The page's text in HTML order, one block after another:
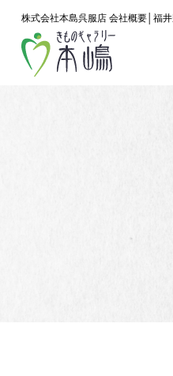
株式会社本島呉服店 会社概要│福